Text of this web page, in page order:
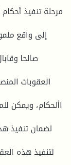
مرحلة تنفيذ
إلى واقع
صالحا
األحكام، ويمكن
لضمان تنفيذ
لتنفيذ هذه